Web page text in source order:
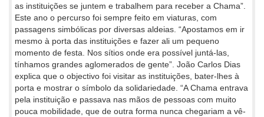
as instituições se juntem e trabalhem para receber a Chama”.
Este ano o percurso foi sempre feito em viaturas, com
passagens simbólicas por diversas aldeias. “Apostamos em ir
mesmo à porta das instituições e fazer ali um pequeno
momento de festa. Nos sítios onde era possível juntá-las,
tínhamos grandes aglomerados de gente”. João Carlos Dias
explica que o objectivo foi visitar as instituições, bater-lhes à
porta e mostrar o símbolo da solidariedade. “A Chama entrava
pela instituição e passava nas mãos de pessoas com muito
pouca mobilidade, que de outra forma nunca chegariam a vê-